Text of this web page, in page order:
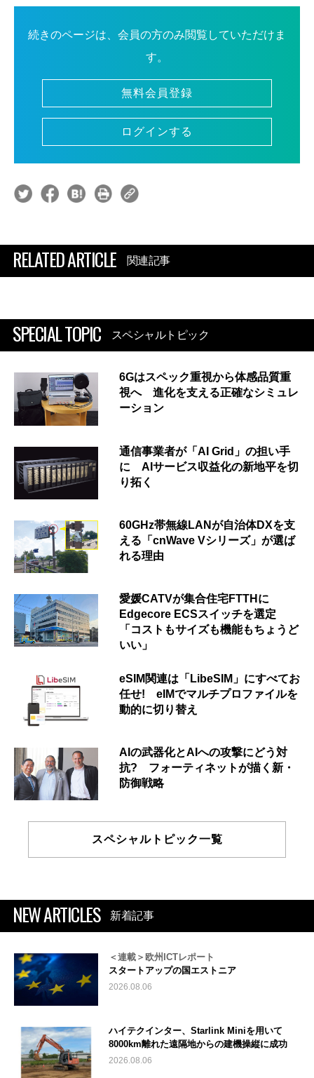
続きのページは、会員の方のみ閲覧していただけま
す。
無料会員登録
ログインする
RELATED ARTICLE 関連記事
SPECIAL TOPIC スペシャルトピック
6Gはスペック重視から体感品質重
視へ 進化を支える正確なシミュレ
ーション
通信事業者が「AI Grid」の担い手
に AIサービス収益化の新地平を切
り拓く
60GHz帯無線LANが自治体DXを支
える「cnWave Vシリーズ」が選ば
れる理由
愛媛CATVが集合住宅FTTHに
Edgecore ECSスイッチを選定
「コストもサイズも機能もちょうど
いい」
eSIM関連は「LibeSIM」にすべてお
任せ! eIMでマルチプロファイルを
動的に切り替え
AIの武器化とAIへの攻撃にどう対
抗? フォーティネットが描く新・
防御戦略
スペシャルトピック一覧
NEW ARTICLES 新着記事
＜連載＞欧州ICTレポート
スタートアップの国エストニア
2026.08.06
ハイテクインター、Starlink Miniを用いて
8000km離れた遠隔地からの建機操縦に成功
2026.08.06